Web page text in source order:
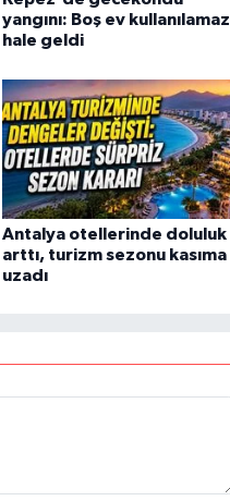
yangını: Boş ev kullanılamaz
hale geldi
Antalya otellerinde doluluk
arttı, turizm sezonu kasıma
uzadı